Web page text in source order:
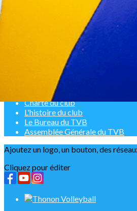
Exporter les lignes sélectionnées
Exporter toutes les colonnes
Exporter uniquement les colonnes
Projet du club 2020/2024
Charte du club
L'histoire du club
Le Bureau du TVB
Assemblée Générale du TVB
Ajoutez un logo, un bouton, des
Cliquez pour éditer